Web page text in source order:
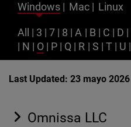
Windows | Mac | Linux
All | 3 |7 | 8 | A | B | C | D |
| N | O | P | Q | R | S | T | U |
Last Updated: 23 mayo 2026
Omnissa LLC